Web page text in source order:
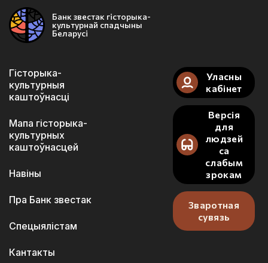
Банк звестак гісторыка-
культурнай спадчыны
Беларусі
Гісторыка-
культурныя
каштоўнасці
Мапа гісторыка-
культурных
каштоўнасцей
Навіны
Пра Банк звестак
Спецыялістам
Кантакты
Уласны
кабінет
Версія
для
людзей
са
слабым
зрокам
Зваротная
сувязь